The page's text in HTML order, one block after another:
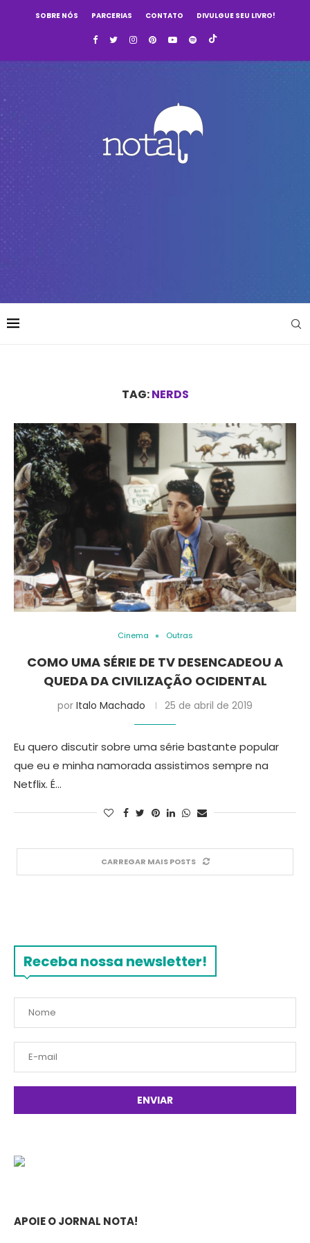
SOBRE NÓS PARCERIAS CONTATO DIVULGUE SEU LIVRO!
TAG:NERDS
Cinema Outras
COMO UMA SÉRIE DE TV DESENCADEOU A
QUEDA DA CIVILIZAÇÃO OCIDENTAL
por Italo Machado 25 de abril de 2019
Eu quero discutir sobre uma série bastante popular
que eu e minha namorada assistimos sempre na
Netflix. É…
CARREGAR MAIS POSTS
Receba nossa newsletter!
APOIE O JORNAL NOTA!